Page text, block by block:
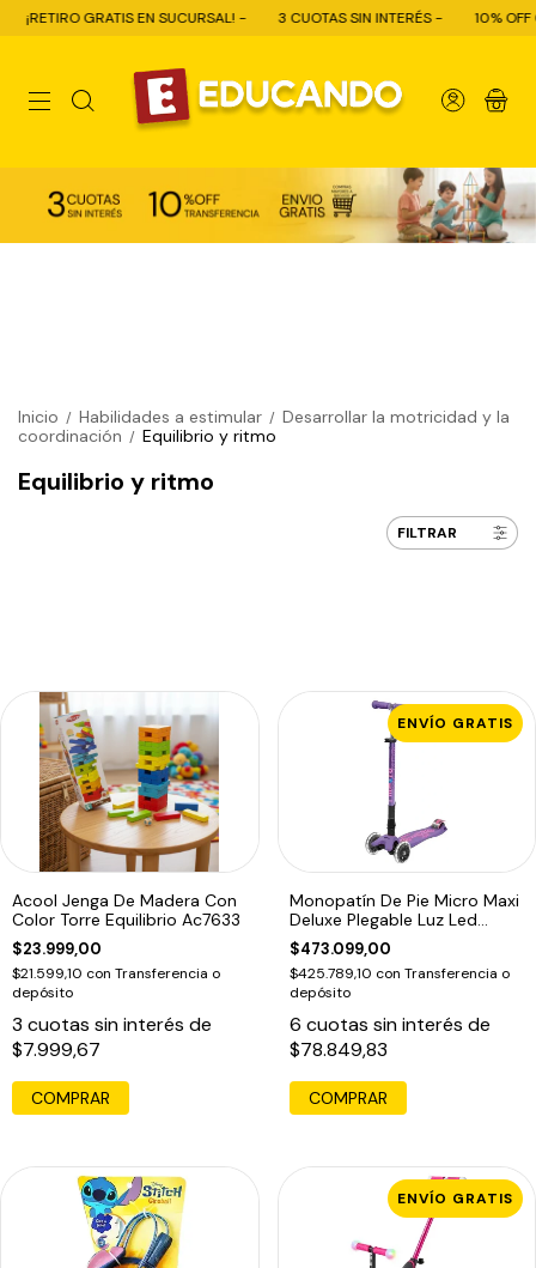
GRATIS EN SUCURSAL! - 3 CUOTAS SIN INTERÉS - 10% OFF CON
0
Inicio / Habilidades a estimular / Desarrollar la motricidad y la
coordinación / Equilibrio y ritmo
Equilibrio y ritmo
FILTRAR
Acool Jenga De Madera Con
Color Torre Equilibrio Ac7633
$23.999,00
$21.599,10 con Transferencia o
depósito
3 cuotas sin interés de
$7.999,67
COMPRAR
ENVÍO GRATIS
Monopatín De Pie Micro Maxi
Deluxe Plegable Luz Led
Morado Morado
$473.099,00
$425.789,10 con Transferencia o
depósito
6 cuotas sin interés de
$78.849,83
ENVÍO GRATIS